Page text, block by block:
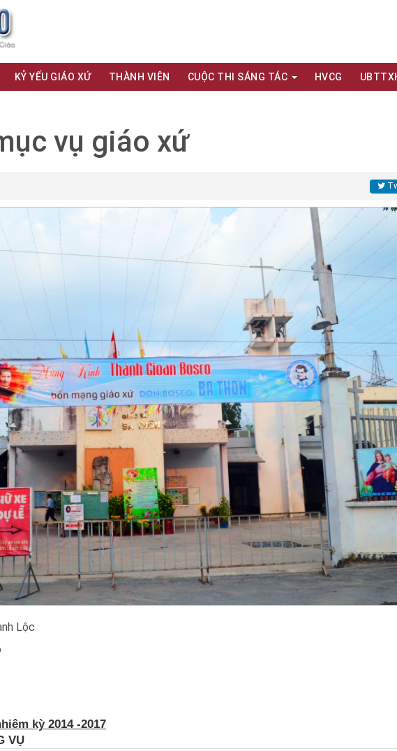
KỶ YẾU GIÁO XỨ THÀNH VIÊN CUỘC THI SÁNG TÁC HVCG
vụ giáo xứ
Lộc
kỳ 2014 -2017
VỤ